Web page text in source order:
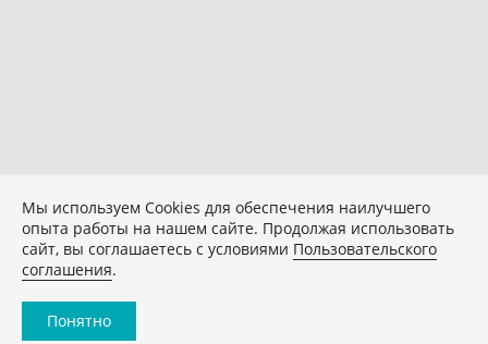
Мы используем Сookies для обеспечения наилучшего
опыта работы на нашем сайте. Продолжая использовать
сайт, вы соглашаетесь с условиями Пользовательского
соглашения.
Понятно